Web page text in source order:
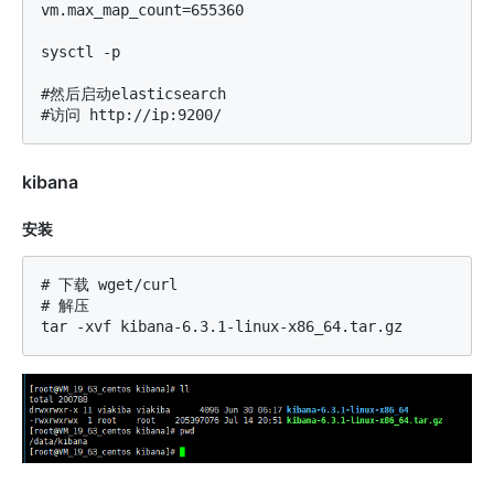
vm.max_map_count=655360
sysctl -p
#然后启动elasticsearch
kibana
安装
# 下载 wget/curl
# 解压